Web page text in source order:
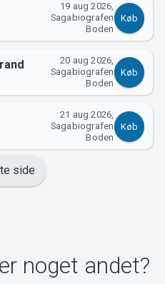
19 aug 2026,
Sagabiografen
Boden
Køb
20 aug 2026,
Sagabiografen
Boden
Køb
21 aug 2026,
Sagabiografen
Boden
Køb
side
noget andet?